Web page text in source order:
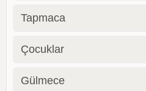
Tapmaca
Çocuklar
Gülmece